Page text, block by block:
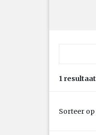
1 resultaat
Sorteer op